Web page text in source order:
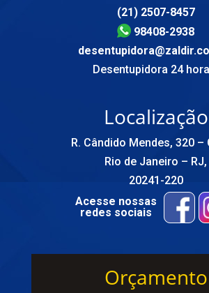
(21) 2507-8457
98408-2938
Desentupidora 24
Localização
R. Cândido Mendes, 320 –
Rio de Janeiro – RJ,
20241-220
Acesse nossas
redes sociais
Orçamento